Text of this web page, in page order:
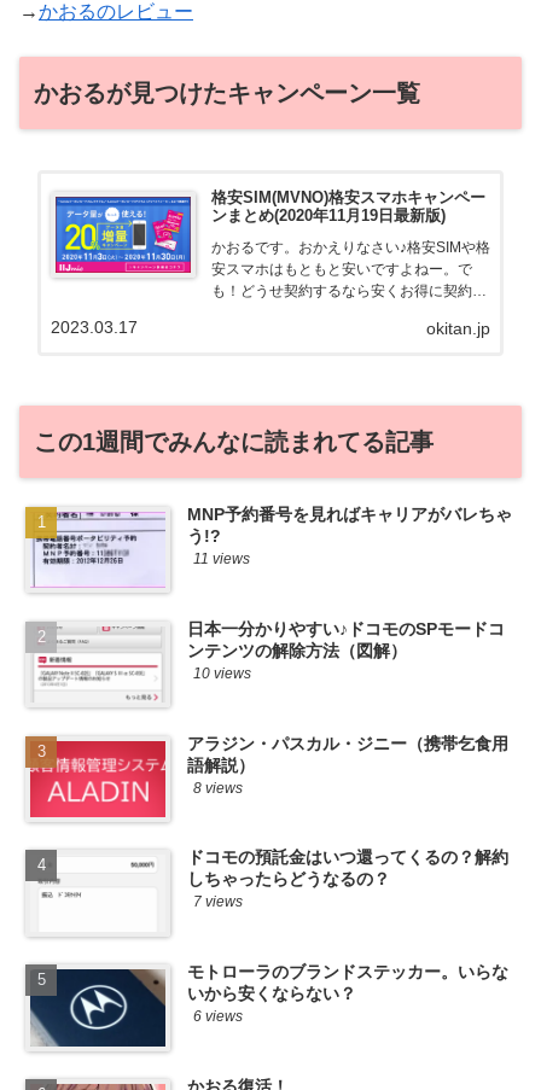
→かおるのレビュー
かおるが見つけたキャンペーン一覧
格安SIM(MVNO)格安スマホキャンペー
ンまとめ(2020年11月19日最新版)
かおるです。おかえりなさい♪格安SIMや格
安スマホはもともと安いですよねー。で
も！どうせ契約するなら安くお得に契約し
る自身も、そういう案件を常に狙ってます
okitan.jp
2023.03.17
この1週間でみんなに読まれてる記事
MNP予約番号を見ればキャリアがバレちゃ
う!?
11 views
日本一分かりやすい♪ドコモのSPモードコ
ンテンツの解除方法（図解）
10 views
アラジン・パスカル・ジニー（携帯乞食用
語解説）
8 views
ドコモの預託金はいつ還ってくるの？解約
しちゃったらどうなるの？
7 views
モトローラのブランドステッカー。いらな
いから安くならない？
6 views